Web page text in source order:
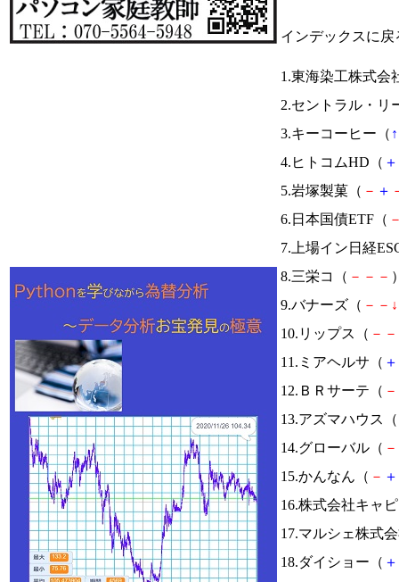
インデックスに戻
1.東海染工株式会
2.セントラル・リ
3.キーコーヒー（ ↑
4.ヒトコムHD（ ＋
5.岩塚製菓（ － ＋
6.日本国債ETF（
7.上場イン日経
8.三栄コ（ － － －
9.バナーズ（ － － ↓
10.リップス（ － －
11.ミアヘルサ（ ＋
12.ＢＲサーテ（ －
13.アズマハウス（
14.グローバル（ －
15.かんなん（ － ＋
16.株式会社キャ
17.マルシェ株式
18.ダイショー（ ＋